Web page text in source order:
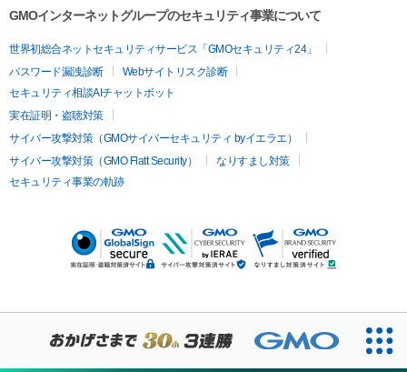
GMOインターネットグループのセキュリティ事業について
世界初総合ネットセキュリティサービス「GMOセキュリティ24」
パスワード漏洩診断
Webサイトリスク診断
セキュリティ相談AIチャットボット
実在証明・盗聴対策
サイバー攻撃対策（GMOサイバーセキュリティ byイエラエ）
サイバー攻撃対策（GMO Flatt Security）
なりすまし対策
セキュリティ事業の軌跡